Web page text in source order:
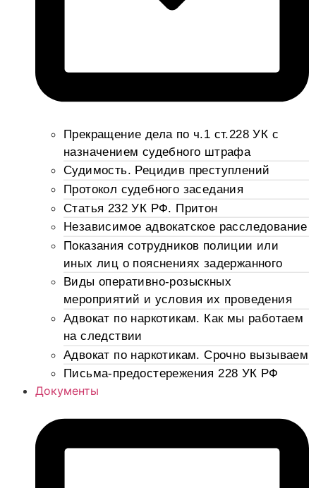
Прекращение дела по ч.1 ст.228 УК с
назначением судебного штрафа
Судимость. Рецидив преступлений
Протокол судебного заседания
Статья 232 УК РФ. Притон
Независимое адвокатское расследование
Показания сотрудников полиции или
иных лиц о пояснениях задержанного
Виды оперативно-розыскных
мероприятий и условия их проведения
Адвокат по наркотикам. Как мы работаем
на следствии
Адвокат по наркотикам. Срочно вызываем
Письма-предостережения 228 УК РФ
Документы